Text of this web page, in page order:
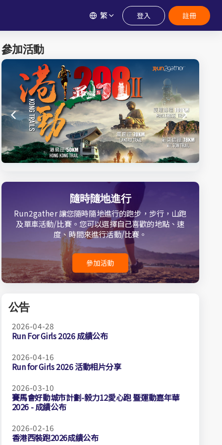
繁 登入 註冊
參加活動
隨時隨地進行
Run2gather 讓您隨時隨地進行的跑步，步行，山跑
及單車活動/比賽。您可以選擇自己喜歡的地點、速
度、時間來進行活動/比賽。
參加活動
公告
2026-04-28
Run For Girls 2026 成績公布
2026-04-16
Run for Girls 2026 活動相片分享
2026-03-10
賽馬會好動城市計劃-毅力12愛心跑 暨運動嘉年華
2026 - 成績公布
2026-02-16
香港西裝跑2026成績公布